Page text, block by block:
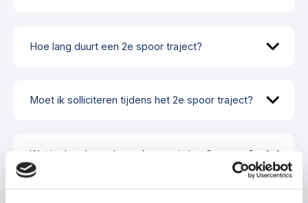
Hoe lang duurt een 2e spoor traject?
Moet ik solliciteren tijdens het 2e spoor traject?
Wat is de rol van de werkgever in het 2e spoor?